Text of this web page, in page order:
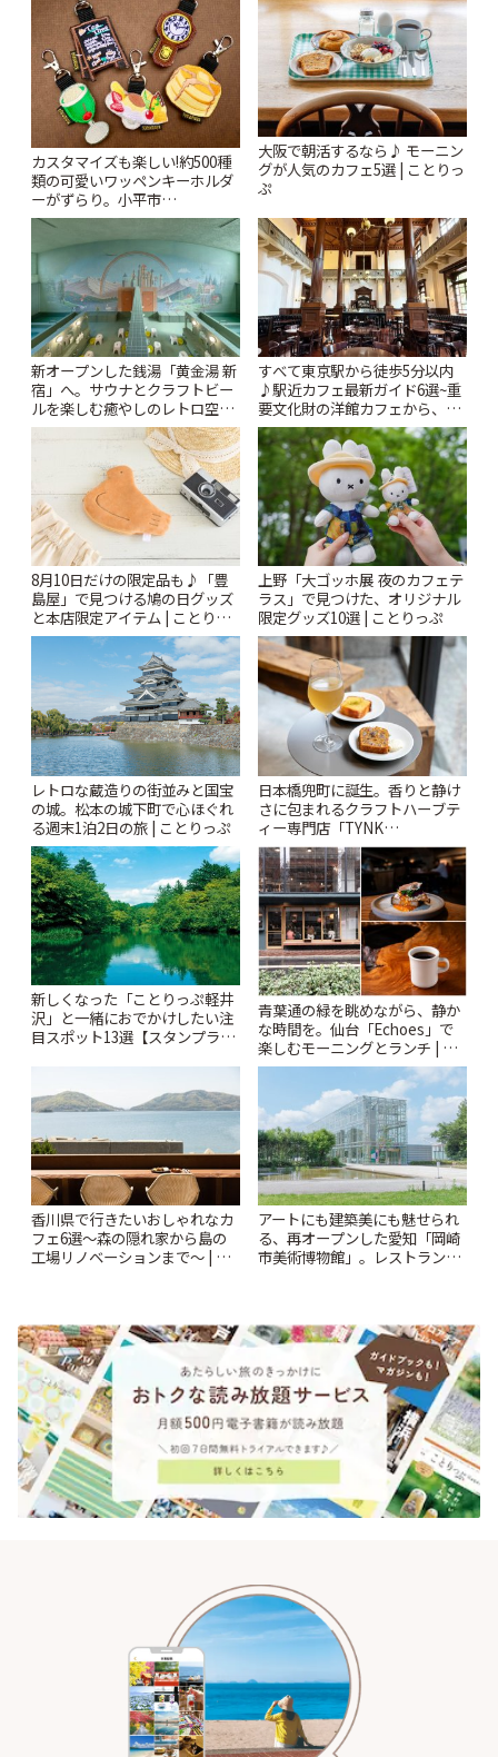
カスタマイズも楽しい!約500種
類の可愛いワッペンキーホルダ
ーがずらり。小平市
「Kimamaya T&K」 | ことりっ
大阪で朝活するなら♪ モーニン
グが人気のカフェ5選 | ことりっ
ぷ
新オープンした銭湯「黄金湯 新
宿」へ。サウナとクラフトビー
ルを楽しむ癒やしのレトロ空間
| ことりっぷ
すべて東京駅から徒歩5分以内
♪駅近カフェ最新ガイド6選~重
要文化財の洋館カフェから、改
札すぐのレトロ喫茶まで~ | こと
りっぷ
8月10日だけの限定品も♪「豊
島屋」で見つける鳩の日グッズ
と本店限定アイテム | ことりっ
ぷ
上野「大ゴッホ展 夜のカフェテ
ラス」で見つけた、オリジナル
限定グッズ10選 | ことりっぷ
レトロな蔵造りの街並みと国宝
の城。松本の城下町で心ほぐれ
る週末1泊2日の旅 | ことりっぷ
日本橋兜町に誕生。香りと静け
さに包まれるクラフトハーブテ
ィー専門店「TYNK
Kabutocho」 | ことりっぷ
新しくなった「ことりっぷ軽井
沢」と一緒におでかけしたい注
目スポット13選【スタンプラリ
青葉通の緑を眺めながら、静か
な時間を。仙台「Echoes」で
楽しむモーニングとランチ | こ
とりっぷ
香川県で行きたいおしゃれなカ
フェ6選〜森の隠れ家から島の
工場リノベーションまで〜 | こ
アートにも建築美にも魅せられ
る、再オープンした愛知「岡崎
市美術博物館」。レストランや